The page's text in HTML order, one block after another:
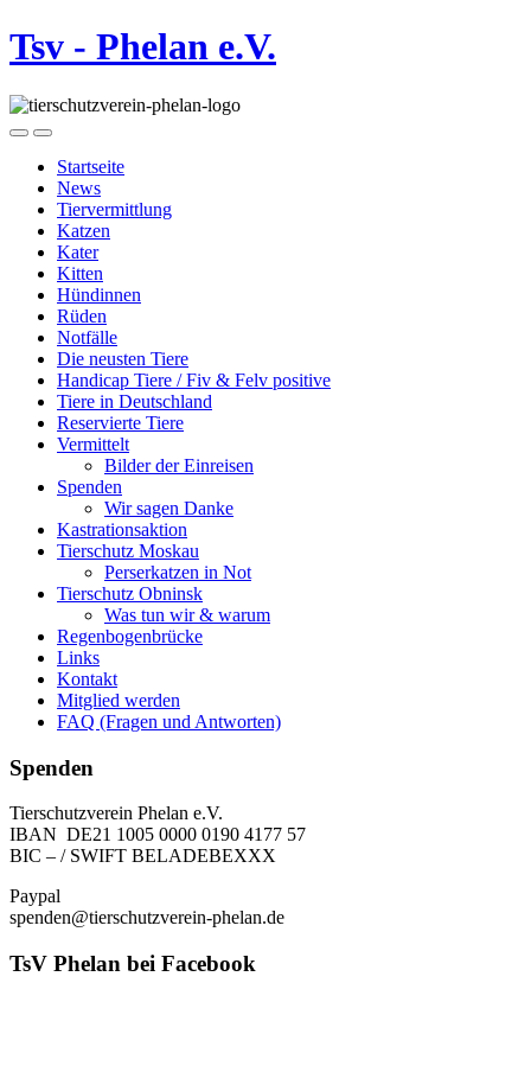
Tsv - Phelan e.V.
Startseite
News
Tiervermittlung
Katzen
Kater
Kitten
Hündinnen
Rüden
Notfälle
Die neusten Tiere
Handicap Tiere / Fiv & Felv positive
Tiere in Deutschland
Reservierte Tiere
Vermittelt
Bilder der Einreisen
Spenden
Wir sagen Danke
Kastrationsaktion
Tierschutz Moskau
Perserkatzen in Not
Tierschutz Obninsk
Was tun wir & warum
Regenbogenbrücke
Links
Kontakt
Mitglied werden
FAQ (Fragen und Antworten)
Spenden
Tierschutzverein Phelan e.V.
IBAN DE21 1005 0000 0190 4177 57
BIC – / SWIFT BELADEBEXXX
Paypal
spenden@tierschutzverein-phelan.de
TsV Phelan bei Facebook